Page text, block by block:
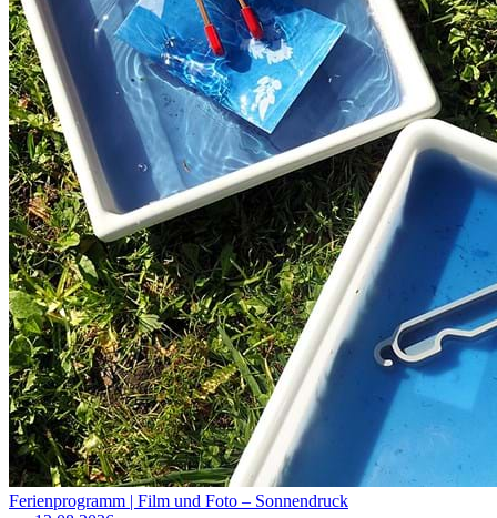
Ferienprogramm | Film und Foto – Sonnendruck